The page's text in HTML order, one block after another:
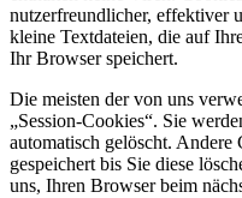
nutzerfreundlicher, effektiver
kleine Textdateien, die auf
Ihr Browser speichert.
Die meisten der von uns
„Session-Cookies“. Sie
automatisch gelöscht.
gespeichert bis Sie diese
uns, Ihren Browser beim